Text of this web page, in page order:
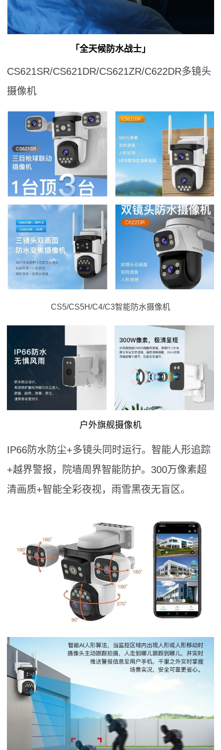
「全天候防水战士」
CS621SR/CS621DR/CS621ZR/C622DR多镜头
摄像机
CS5/CS5H/C4/C3智能防水摄像机
户外旗舰摄像机
IP66防水防尘+多镜头同时运行。智能人形追踪
+越界警报，院墙周界智能防护。300万像素超
清画质+智能全彩夜视，雨雪黑夜无盲区。